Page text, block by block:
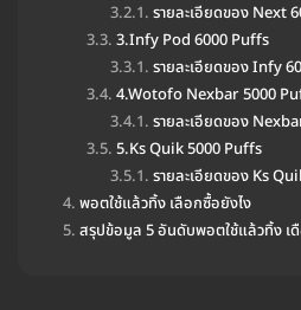
รายละเอียดของ Next
3.Infy Pod 6000 Puffs
รายละเอียดของ Infy
4.Wotofo Nexbar 5000
รายละเอียดของ
5.Ks Quik 5000 Puffs
รายละเอียดของ Ks
พอตใช้แล้วทิ้ง เลือกซื้อยังไง
สรุปข้อมูล 5 อันดับพอตใช้แล้วทิ้ง เ